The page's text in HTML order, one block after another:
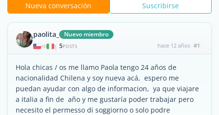
Nueva conversación Suscribirse
paolita_ Nuevo miembro
| 5POSTS hace 12 años #1
Hola chicas / os me llamo Paola tengo 24 años de
nacionalidad Chilena y soy nueva acá, espero me
puedan ayudar con algo de informacion, ya que viajare
a italia a fin de año y me gustaría poder trabajar pero
necesito el permesso di soggiorno o solo podre